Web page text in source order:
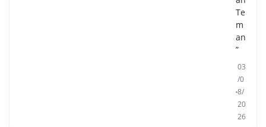
Te
m
an
”
03
/0
8/
20
26